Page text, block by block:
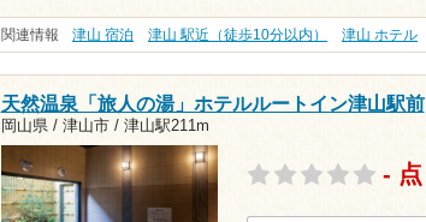
関連情報 津山 宿泊 津山 駅近（徒歩10分以内） 津山 ホテル
天然温泉「旅人の湯」ホテルルートイン津山駅前
岡山県 / 津山市 / 津山駅211m
- 点